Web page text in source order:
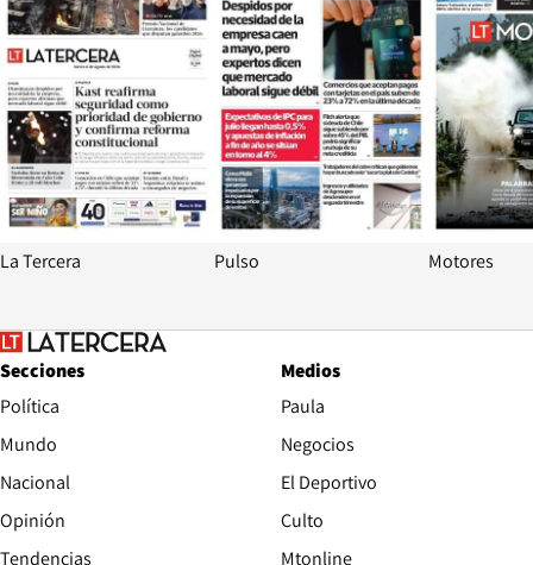
La Tercera Pulso Motores
Secciones
Política
Mundo
Nacional
Opinión
Tendencias
Medios
Paula
Negocios
El Deportivo
Culto
Mtonline